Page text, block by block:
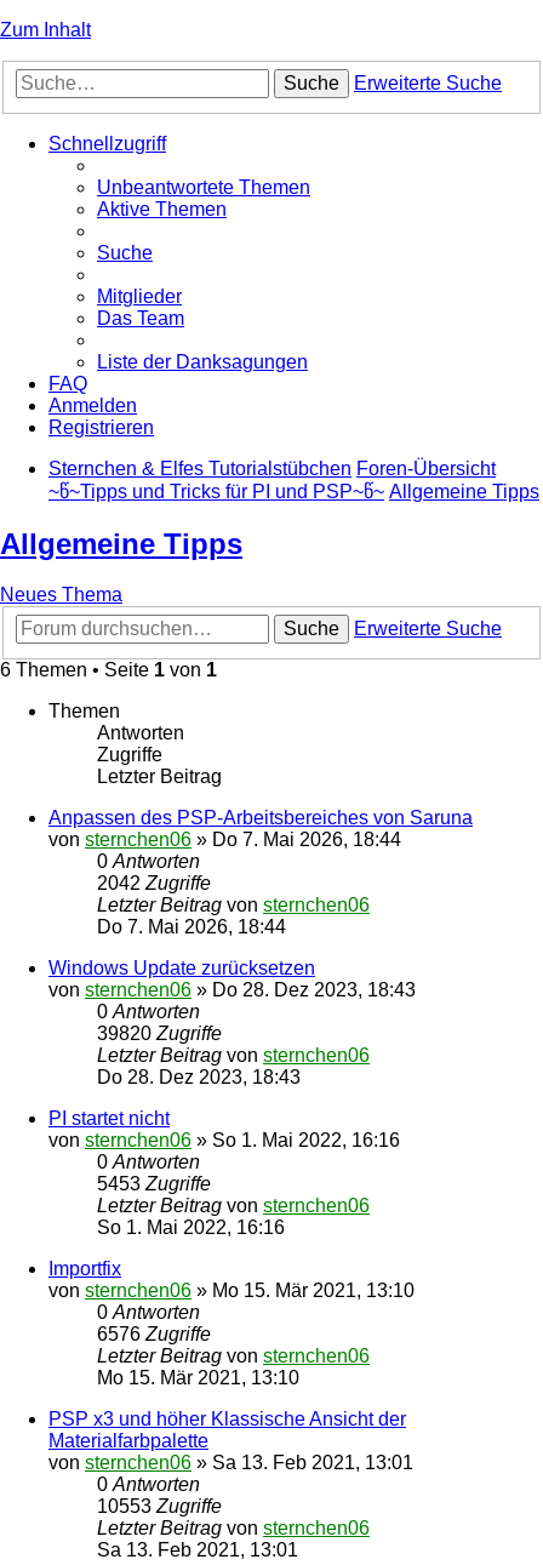
Zum Inhalt
Suche Erweiterte Suche
Schnellzugriff
Unbeantwortete Themen
Aktive Themen
Suche
Mitglieder
Das Team
Liste der Danksagungen
FAQ
Anmelden
Registrieren
Sternchen & Elfes Tutorialstübchen Foren-Übersicht
~წ~Tipps und Tricks für PI und PSP~წ~ Allgemeine Tipps
Allgemeine Tipps
Neues Thema
Suche
Erweiterte Suche
6 Themen • Seite 1 von 1
Themen
Antworten
Zugriffe
Letzter Beitrag
Anpassen des PSP-Arbeitsbereiches von Saruna
von sternchen06 » Do 7. Mai 2026, 18:44
0 Antworten
2042 Zugriffe
Letzter Beitrag von sternchen06
Do 7. Mai 2026, 18:44
Windows Update zurücksetzen
von sternchen06 » Do 28. Dez 2023, 18:43
0 Antworten
39820 Zugriffe
Letzter Beitrag von sternchen06
Do 28. Dez 2023, 18:43
PI startet nicht
von sternchen06 » So 1. Mai 2022, 16:16
0 Antworten
5453 Zugriffe
Letzter Beitrag von sternchen06
So 1. Mai 2022, 16:16
Importfix
von sternchen06 » Mo 15. Mär 2021, 13:10
0 Antworten
6576 Zugriffe
Letzter Beitrag von sternchen06
Mo 15. Mär 2021, 13:10
PSP x3 und höher Klassische Ansicht der
Materialfarbpalette
von sternchen06 » Sa 13. Feb 2021, 13:01
0 Antworten
10553 Zugriffe
Letzter Beitrag von sternchen06
Sa 13. Feb 2021, 13:01